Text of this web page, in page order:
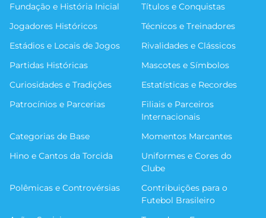
Fundação e História Inicial
Títulos e Conquistas
Jogadores Históricos
Técnicos e Treinadores
Estádios e Locais de Jogos
Rivalidades e Clássicos
Partidas Históricas
Mascotes e Símbolos
Curiosidades e Tradições
Estatísticas e Recordes
Patrocínios e Parcerias
Filiais e Parceiros
Internacionais
Categorias de Base
Momentos Marcantes
Hino e Cantos da Torcida
Uniformes e Cores do
Clube
Polêmicas e Controvérsias
Contribuições para o
Futebol Brasileiro